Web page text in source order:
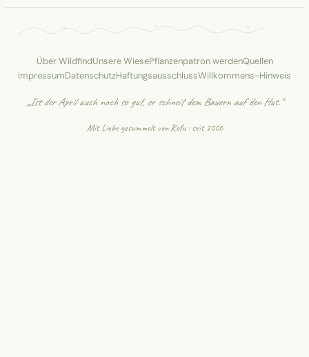
Über WildfindUnsere WiesePflanzenpatron werdenQuellen
ImpressumDatenschutzHaftungsausschlussWillkommens-Hinweis
„Ist der April auch noch so gut, er schneit dem Bauern auf den Hut."
Mit Liebe gesammelt vonRofu· seit 2006